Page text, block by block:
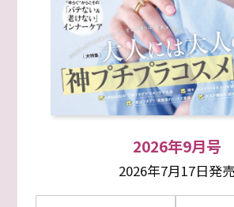
2026年9月号
2026年7月17日発売